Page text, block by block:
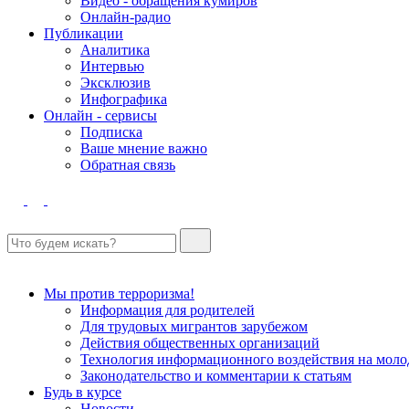
Онлайн-радио
Публикации
Аналитика
Интервью
Эксклюзив
Инфографика
Онлайн - сервисы
Подписка
Ваше мнение важно
Обратная связь
Мы против терроризма!
Информация для родителей
Для трудовых мигрантов зарубежом
Действия общественных организаций
Технология информационного воздействия на
Законодательство и комментарии к статьям
Будь в курсе